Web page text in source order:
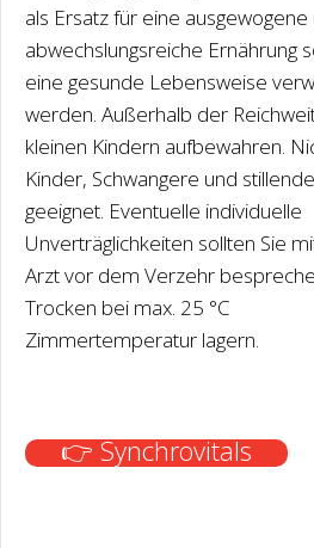
als Ersatz für eine ausgewogene
abwechslungsreiche Ernährung
eine gesunde Lebensweise
werden. Außerhalb der
kleinen Kindern aufbewahren.
Kinder, Schwangere und
geeignet. Eventuelle individuelle
Unverträglichkeiten sollten Sie
Arzt vor dem Verzehr
Trocken bei max. 25 °С
Zimmertemperatur lagern.
👉 Synchrovitals